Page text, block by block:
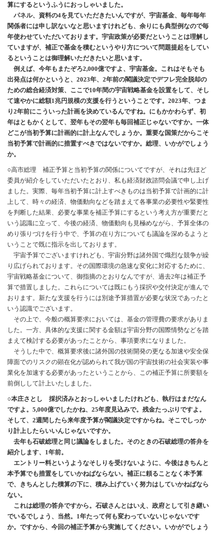
算にするというふうにおっしゃいました。
パネル、資料の4を見ていただきたいんですが、宇宙基金、毎年毎年
関係者には申し訳ないなと思いますけれども、余りにも典型例なので毎
年使わせていただいております。宇宙政策が必要だということは理解し
ていますが、補正で基金を積むというやり方について問題提起をしてい
るということは御理解いただきたいと思います。
例えば、今年もまたぞろ2,000億ですよ、宇宙基金。これはそもそも
出発点は何かというと、2023年、2年前の閣議決定でデフレ完全脱却の
ための総合経済対策、ここで10年間の宇宙戦略基金を設置をして、そし
て速やかに総額1兆円規模の支援を行うということです。2023年、つま
り2年前にこういった計画を決めているんですね。にもかかわらず、初
年はともかくとして、翌年もその翌年も毎回補正じゃないですか。一体
どこが当初予算に計画的に計上なんでしょうか。重要な国策だからこそ
当初予算で計画的に措置すべきではないですか。総理、いかがでしょう
か。
○高市総理 補正予算と当初予算の関係についてですが、それは先ほど
委員が紹介をしていただいたとおり、私も経済財政諮問会議で申し上げ
ました。実際、毎年当初予算に計上すべきものは当初予算で計画的に計
上して、時々の経済、物価動向などを踏まえて各事業の必要性や緊要性
を判断した結果、必要な事業を補正予算にするという考え方が重要だと
いう認識に立って、今後の経済、物価動向も見極めながら、予算全体の
めり張りづけを行う中で、予算の在り方についても議論を深めるようと
いうことで既に指示を出しております。
宇宙予算でございますけれども、宇宙分野は諸外国で熾烈な競争が繰
り広げられております。その国際環境の急速な変化に対応するために、
宇宙戦略基金について、御指摘のとおりなんですが、過去2年は補正予
算で措置しました。これらについては既にもう採択や交付決定が進んで
おります。新たな支援を行うには別途予算措置が必要な状況であったと
いう認識でございます。
その上で、今般の概算要求においては、基金の管理費の要求がありま
した。一方、具体的な支援に関する金額は宇宙分野の国際情勢などを踏
まえて検討する必要があったことから、事項要求になりました。
そうした中で、概算要求後に諸外国の技術開発の更なる加速や安全保
障面でのリスクの顕在化が認められて我が国の宇宙技術の社会実装や事
業化を加速する必要があったということから、この補正予算に所要額を
前倒しして計上いたしました。
○本庄さとし 採択済みとおっしゃいましたけれども、執行はまだなん
ですよ。5,000億でしたかね、25年度見込みで。残金たっぷりですよ。
そして、2週間したら来年度予算が閣議決定ですからね。そこでしっか
り計上したらいいんじゃないですか。
去年も石破総理と同じ議論をしました。そのときの石破総理の答弁を
紹介します、1年前。
エントリー料というようなそしりを受けないように、今後はきちんと
本予算でも措置をしていかねばならない。補正に頼ることなく本予算
で、きちんとした積算の下に、積み上げていく努力はしていかねばなら
ない。
これは総理の答弁ですから。石破さんとはいえ、政府として引き継い
でいるでしょう、当然。1年たって何も変わっていないじゃないです
か。ですから、今回の補正予算から実施してください。いかがでしょう